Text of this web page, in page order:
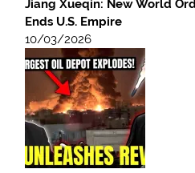
Jiang Xueqin: New World
Ends U.S. Empire
10/03/2026